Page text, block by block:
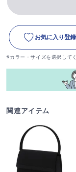
お気に入り登録
※カラー・サイズを選択して
関連アイテム